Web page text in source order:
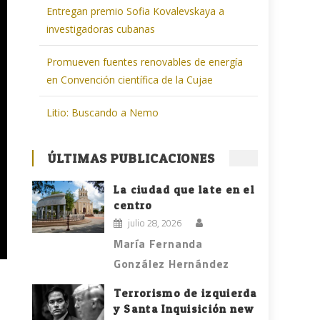
Entregan premio Sofia Kovalevskaya a
investigadoras cubanas
Promueven fuentes renovables de energía
en Convención científica de la Cujae
Litio: Buscando a Nemo
ÚLTIMAS PUBLICACIONES
La ciudad que late en el
centro
julio 28, 2026
María Fernanda
González Hernández
Terrorismo de izquierda
y Santa Inquisición new